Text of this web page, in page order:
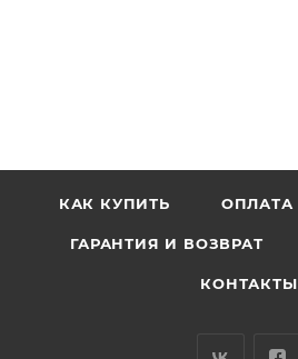
КАК КУПИТЬ ОПЛАТА
ГАРАНТИЯ И ВОЗВРАТ
КОНТАКТЫ